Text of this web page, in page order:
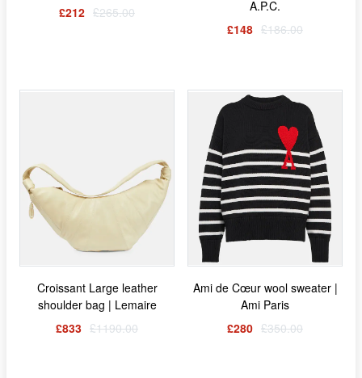
£212 £265.00
A.P.C.
£148 £186.00
Croissant Large leather
shoulder bag | Lemaire
£833 £1190.00
Ami de Cœur wool sweater |
Ami Paris
£280 £350.00